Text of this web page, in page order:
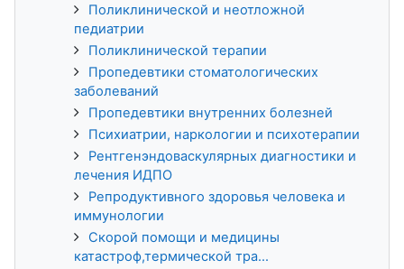
Поликлинической и неотложной
педиатрии
Поликлинической терапии
Пропедевтики стоматологических
заболеваний
Пропедевтики внутренних болезней
Психиатрии, наркологии и психотерапии
Рентгенэндоваскулярных диагностики и
лечения ИДПО
Репродуктивного здоровья человека и
иммунологии
Скорой помощи и медицины
катастроф,термической тра...